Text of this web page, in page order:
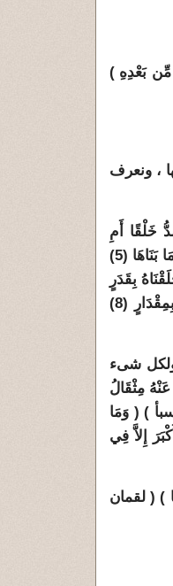
مِّن بَعْدِهِ )
، ونعرف
النبأ )،( أَأَنتُمْ أَشَدُّ خَلْقًا أَمِ
السَّمَاء بَنَاهَا ) (27 ) النازعات )( وَالسَّمَاءَ بَنَيْنَاهَا بِأَيْيدٍ )(47) الذاريات )( وَالسَّمَاءِ وَمَا بَنَاهَا (5)
بِقَدَرٍ
(49) القمر ) ( وَخَلَقَ كُلَّ شَيْءٍ فَقَدَّرَهُ تَقْدِيراً (2) الفرقان ) ( وَكُلُّ شَيْءٍ عِنْدَهُ بِمِقْدَارٍ (8)
( وَالسَّمَاءَ رَفَعَهَا وَوَضَعَ الْمِيزَانَ )(الرحمن 7 ). ولكل شىء
مِثْقَالُ
أَصْغَرُ مِنْ ذَلِكَ وَلا أَكْبَرُ إِلاَّ فِي كِتَابٍ مُبِينٍ (3) سبأ ) ( وَمَا
إِلاَّ فِي
) ( لقمان